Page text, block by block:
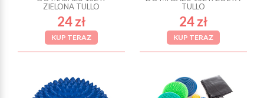
ZIELONA TULLO
24 zł
KUP TERAZ
TULLO
24 zł
KUP TERAZ